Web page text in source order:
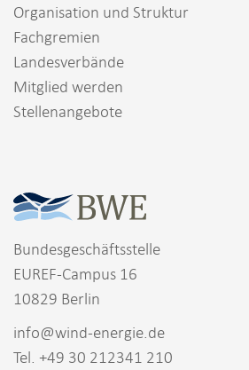
Organisation und Struktur
Fachgremien
Landesverbände
Mitglied werden
Stellenangebote
Bundesgeschäftsstelle
EUREF-Campus 16
10829 Berlin
info@wind-energie.de
Tel. +49 30 212341 210